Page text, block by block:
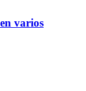
varios